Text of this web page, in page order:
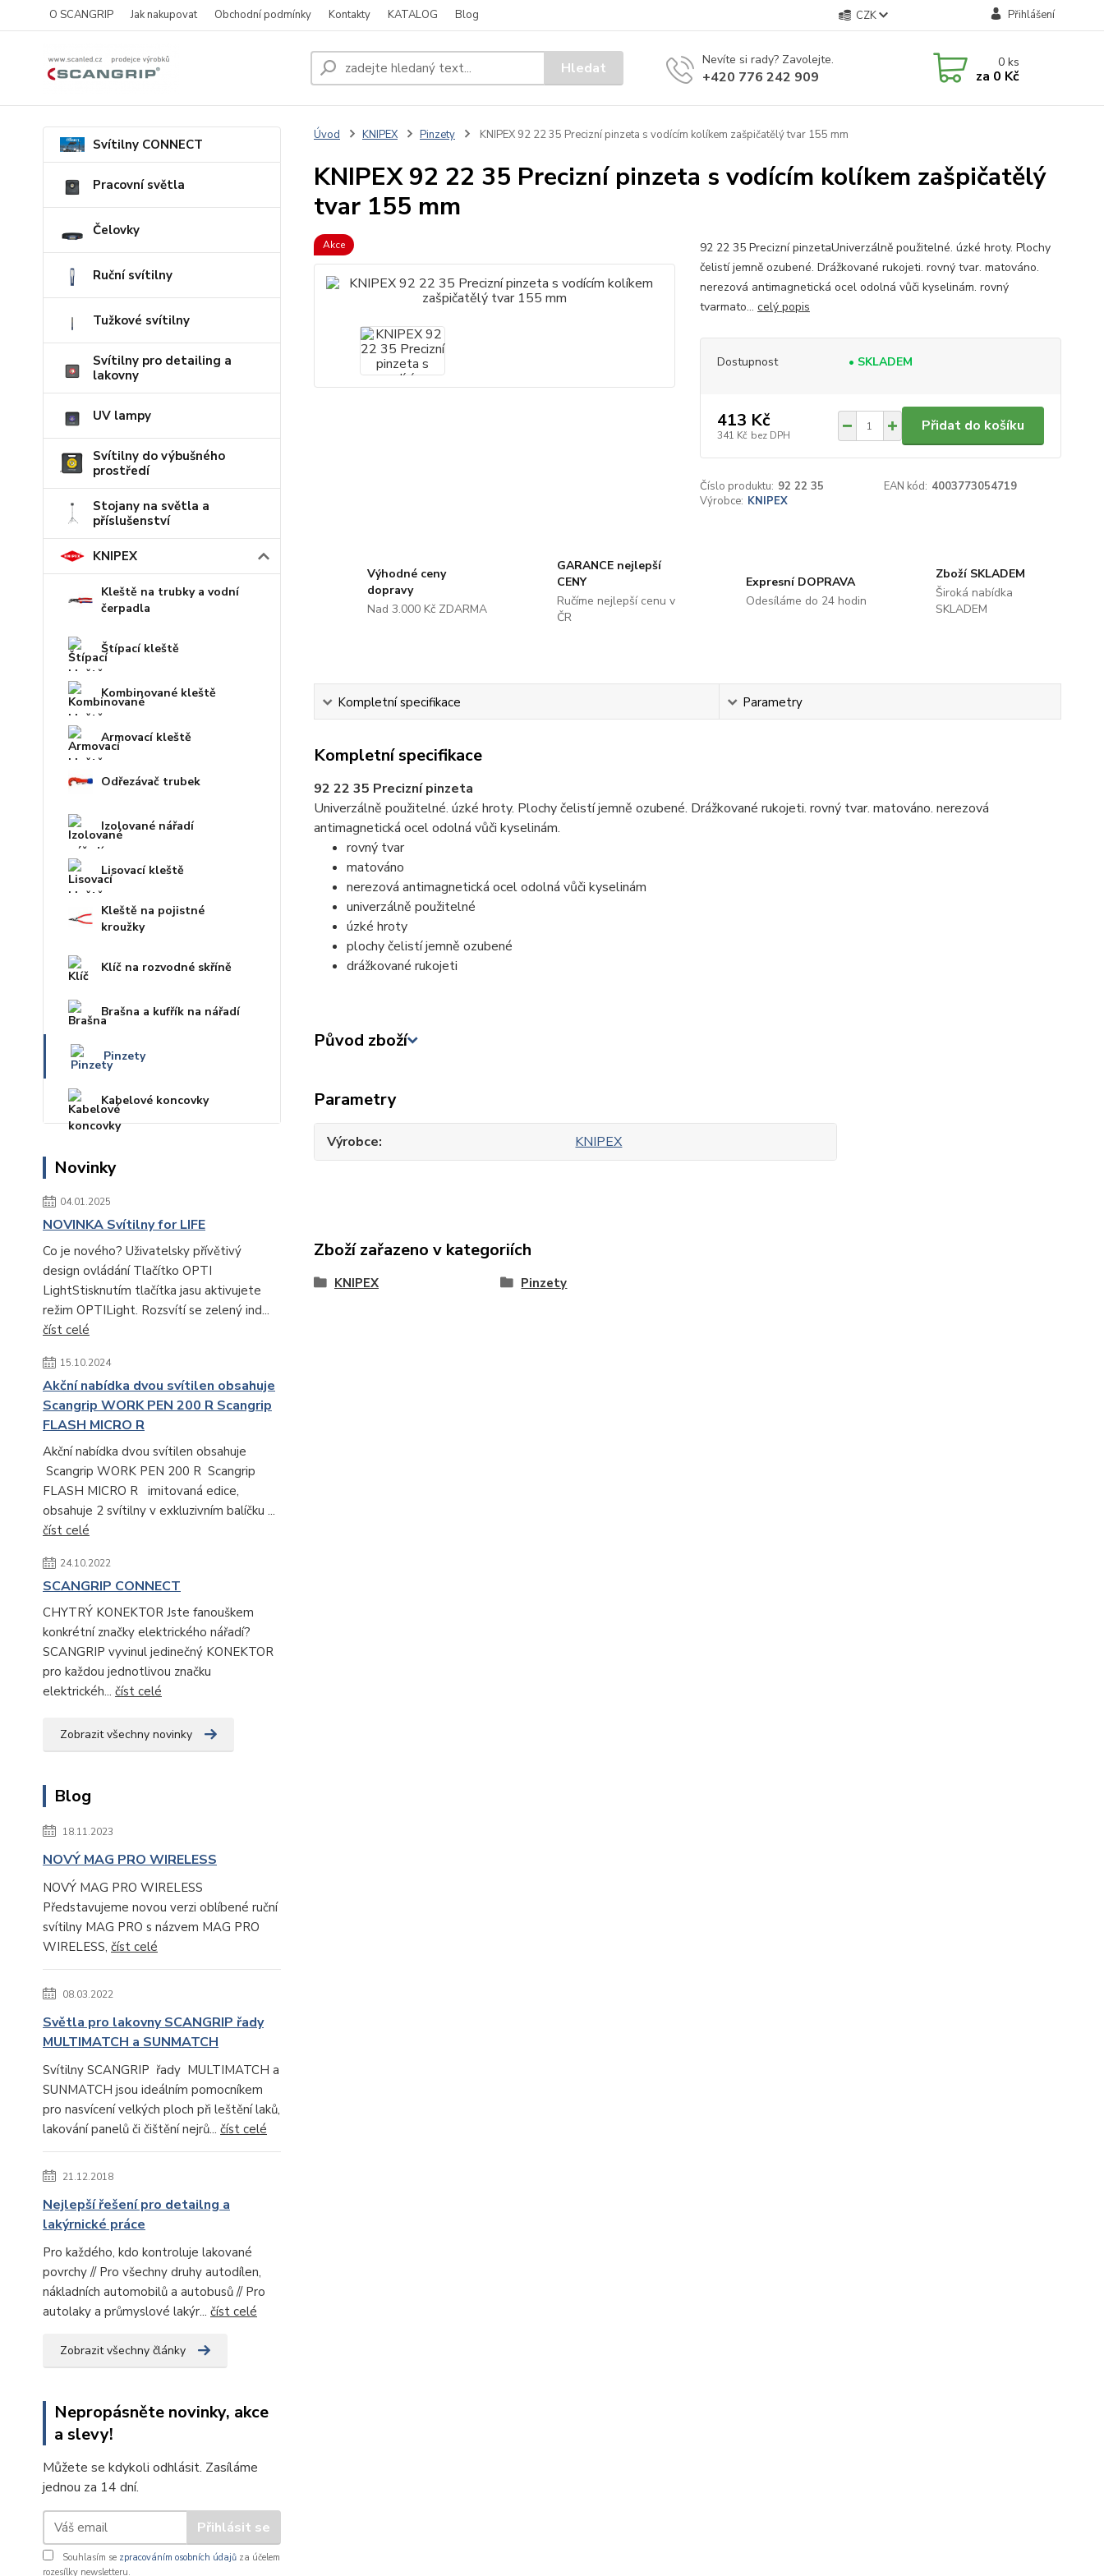
O SCANGRIP Jak nakupovat Obchodní podmínky Kontakty KATALOG Blog CZK Přihlášení
Hledat Nevíte si rady? Zavolejte.
+420 776 242 909
0ks
za 0 Kč
Svítilny CONNECT
Pracovní světla
Čelovky
Ruční svítilny
Tužkové svítilny
Svítilny pro detailing a
lakovny
UV lampy
Svítilny do výbušného
prostředí
Stojany na světla a
příslušenství
KNIPEX
Kleště na trubky a vodní
čerpadla
Štípací kleště
Kombinované kleště
Armovací kleště
Odřezávač trubek
Izolované nářadí
Lisovací kleště
Kleště na pojistné
kroužky
Klíč na rozvodné skříně
Brašna a kufřík na nářadí
Pinzety
Kabelové koncovky
Novinky
04.01.2025
NOVINKA Svítilny for LIFE
Co je nového? Uživatelsky přívětivý
design ovládání Tlačítko OPTI
LightStisknutím tlačítka jasu aktivujete
režim OPTILight. Rozsvítí se zelený ind...
číst celé
15.10.2024
Akční nabídka dvou svítilen obsahuje
Scangrip WORK PEN 200 R Scangrip
FLASH MICRO R
Akční nabídka dvou svítilen obsahuje
Scangrip WORK PEN 200 R Scangrip
FLASH MICRO R imitovaná edice,
obsahuje 2 svítilny v exkluzivním balíčku ...
číst celé
24.10.2022
SCANGRIP CONNECT
CHYTRÝ KONEKTOR Jste fanouškem
konkrétní značky elektrického nářadí?
SCANGRIP vyvinul jedinečný KONEKTOR
pro každou jednotlivou značku
elektrickéh... číst celé
Zobrazit všechny novinky
Blog
18.11.2023
NOVÝ MAG PRO WIRELESS
NOVÝ MAG PRO WIRELESS
Představujeme novou verzi oblíbené ruční
svítilny MAG PRO s názvem MAG PRO
WIRELESS, číst celé
08.03.2022
Světla pro lakovny SCANGRIP řady
MULTIMATCH a SUNMATCH
Svítilny SCANGRIP řady MULTIMATCH a
SUNMATCH jsou ideálním pomocníkem
pro nasvícení velkých ploch při leštění laků,
lakování panelů či čištění nejrů... číst celé
21.12.2018
Nejlepší řešení pro detailng a
lakýrnické práce
Pro každého, kdo kontroluje lakované
povrchy // Pro všechny druhy autodílen,
nákladních automobilů a autobusů // Pro
autolaky a průmyslové lakýr... číst celé
Zobrazit všechny články
Nepropásněte novinky, akce
a slevy!
Můžete se kdykoli odhlásit. Zasíláme
jednou za 14 dní.
Přihlásit se
Souhlasím se zpracováním osobních údajů za účelem
rozesílky newsletteru.
Úvod KNIPEX Pinzety KNIPEX 92 22 35 Precizní pinzeta s vodícím kolíkem zašpičatělý tvar 155 mm
KNIPEX 92 22 35 Precizní pinzeta s vodícím kolíkem zašpičatělý
tvar 155 mm
Akce
92 22 35 Precizní pinzetaUniverzálně použitelné. úzké hroty. Plochy
čelistí jemně ozubené. Drážkované rukojeti. rovný tvar. matováno.
nerezová antimagnetická ocel odolná vůči kyselinám. rovný
tvarmato... celý popis
Dostupnost • SKLADEM
413 Kč
341 Kč bez DPH
Přidat do košíku
Číslo produktu: 92 22 35 EAN kód: 4003773054719
Výrobce: KNIPEX
Výhodné ceny
dopravy
Nad 3.000 Kč ZDARMA
GARANCE nejlepší
CENY
Ručíme nejlepší cenu v
ČR
Expresní DOPRAVA
Odesíláme do 24 hodin
Zboží SKLADEM
Široká nabídka
SKLADEM
Kompletní specifikace Parametry
Kompletní specifikace
92 22 35 Precizní pinzeta
Univerzálně použitelné. úzké hroty. Plochy čelistí jemně ozubené. Drážkované rukojeti. rovný tvar. matováno. nerezová
antimagnetická ocel odolná vůči kyselinám.
rovný tvar
matováno
nerezová antimagnetická ocel odolná vůči kyselinám
univerzálně použitelné
úzké hroty
plochy čelistí jemně ozubené
drážkované rukojeti
Původ zboží
Parametry
Výrobce KNIPEX
Zboží zařazeno v kategoriích
KNIPEX Pinzety